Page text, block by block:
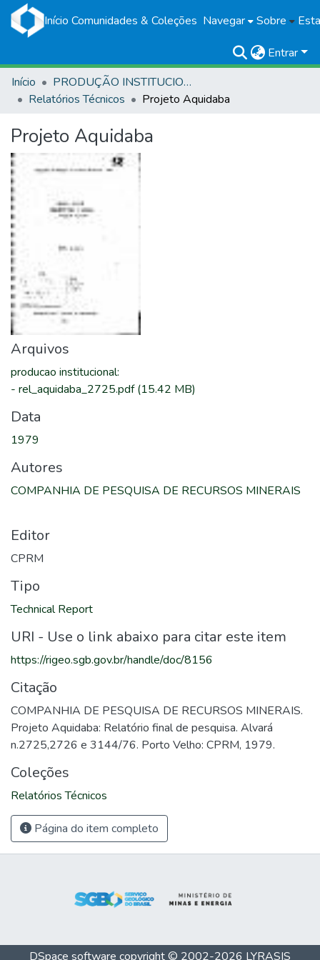
Início Comunidades & Coleções Navegar Sobre
Entrar
Início
PRODUÇÃO INSTITUCIONAL
Relatórios Técnicos
Projeto Aquidaba
Projeto Aquidaba
Arquivos
producao institucional:
- rel_aquidaba_2725.pdf(15.42 MB)
Data
1979
Autores
COMPANHIA DE PESQUISA DE RECURSOS MINERAIS
Editor
CPRM
Tipo
Technical Report
URI - Use o link abaixo para citar este item
https://rigeo.sgb.gov.br/handle/doc/8156
Citação
COMPANHIA DE PESQUISA DE RECURSOS MINERAIS.
Projeto Aquidaba: Relatório final de pesquisa. Alvará
n.2725,2726 e 3144/76. Porto Velho: CPRM, 1979.
Coleções
Relatórios Técnicos
Página do item completo
DSpace software copyright © 2002-2026 LYRASIS